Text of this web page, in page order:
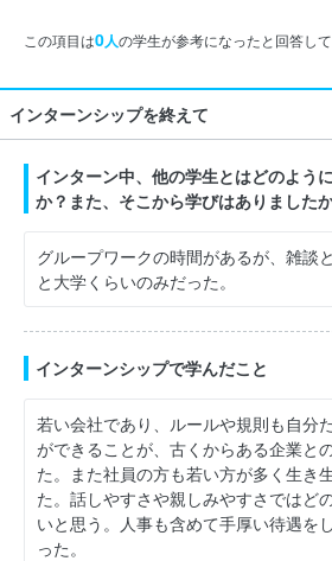
この項目は0人の学生が参考になったと回答して
インターンシップを終えて
インターン中、他の学生とはどのよう
か？また、そこから学びはありました
グループワークの時間があるが、雑談
と大学くらいのみだった。
インターンシップで学んだこと
若い会社であり、ルールや規則も自分
ができることが、古くからある企業と
た。また社員の方も若い方が多く生き
た。話しやすさや親しみやすさではど
いと思う。人事も含めて手厚い待遇を
った。